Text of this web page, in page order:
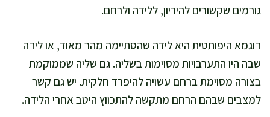
גורמים שקשורים להיריון, ללידה ולרחם.
דוגמא היפותטית היא לידה שהסתיימה מהר מאוד, או לידה
שבה היו התערבויות מסוימות בשליה. גם שליה שממוקמת
בצורה מסוימת ברחם עשויה להיפרד חלקית. יש גם קשר
למצבים שבהם הרחם מתקשה להתכווץ היטב אחרי הלידה.